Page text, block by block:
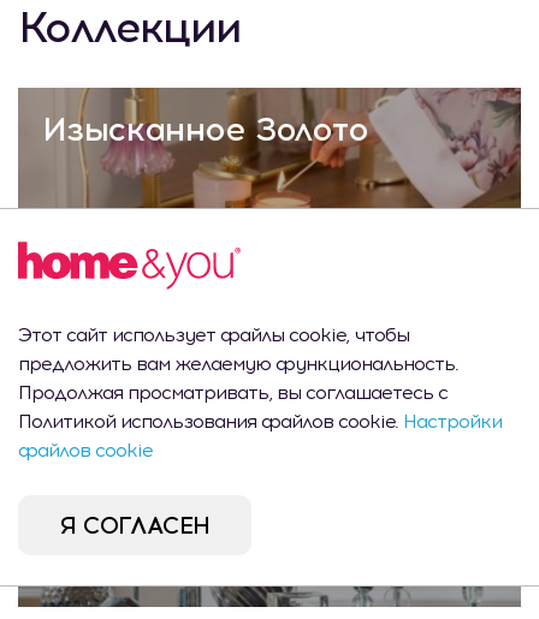
Коллекции
Изысканное Золото
Этот сайт использует файлы cookie, чтобы
предложить вам желаемую функциональность.
Продолжая просматривать, вы соглашаетесь с
Политикой использования файлов cookie. Настройки
файлов cookie
Я СОГЛАСЕН